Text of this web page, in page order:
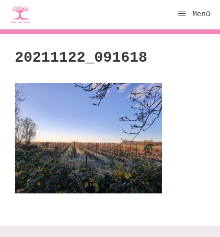
Zum
Inhalt
springen
Menü
20211122_091618